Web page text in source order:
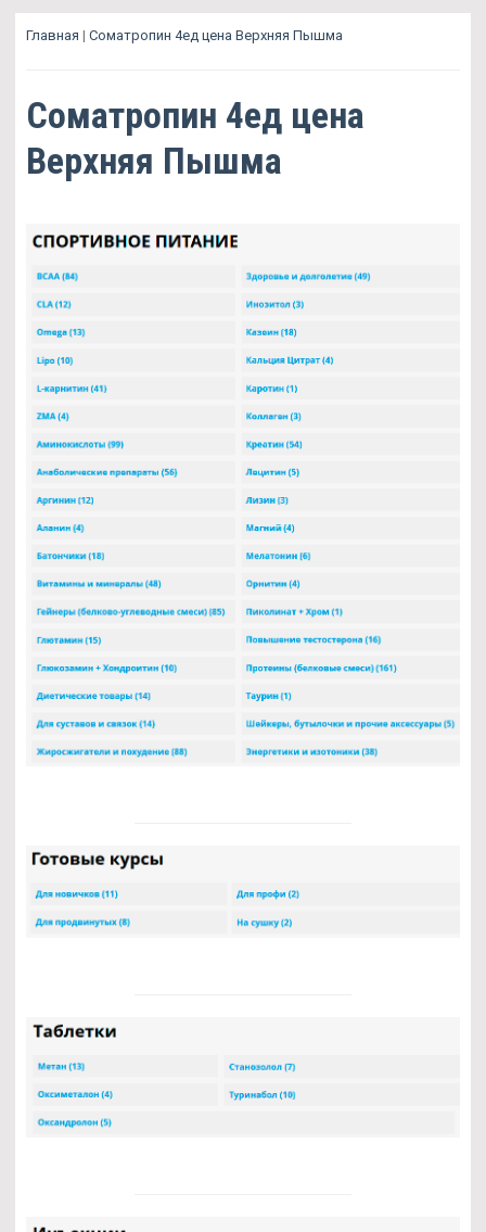
Главная | Cоматропин 4ед цена Верхняя Пышма
Cоматропин 4ед цена
Верхняя Пышма